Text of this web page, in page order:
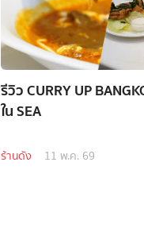
รีวิว CURRY UP
ใน SEA
ร้านดัง 11 พ.ค. 69